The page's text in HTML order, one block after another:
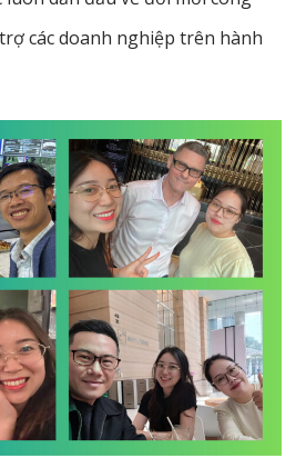
các doanh nghiệp trên hành